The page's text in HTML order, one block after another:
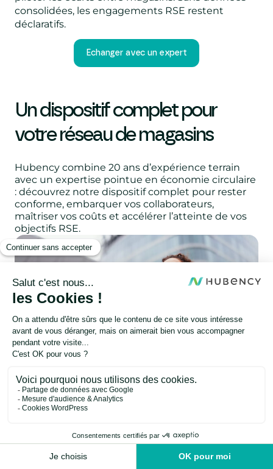
consolidées, les engagements RSE restent
déclaratifs.
Echanger avec un expert
Un dispositif complet pour
votre réseau de magasins
Hubency combine 20 ans d’expérience terrain
avec un expertise pointue en économie circulaire
: découvrez notre dispositif complet pour rester
conforme, embarquer vos collaborateurs,
maîtriser vos coûts et accélérer l’atteinte de vos
objectifs RSE.